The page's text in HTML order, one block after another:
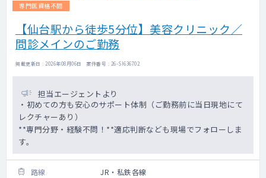
専門医資格不問
【仙台駅から徒歩5分位】美容クリニック／
問診メインのご勤務
掲載更新日 : 2026年08月06日 案件番号 : 26-SI636702
担当エージェントより
・初めての方も安心のサポート体制（ご勤務前に当日現地にて
レクチャーあり）
**専門分野・経験不問！**適応判断なども現場でフォローしま
す。
路線 JR・私鉄各線